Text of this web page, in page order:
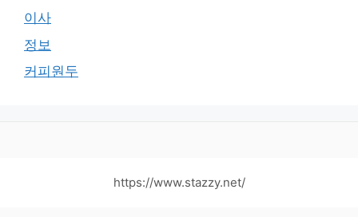
이사
정보
커피원두
https://www.stazzy.net/